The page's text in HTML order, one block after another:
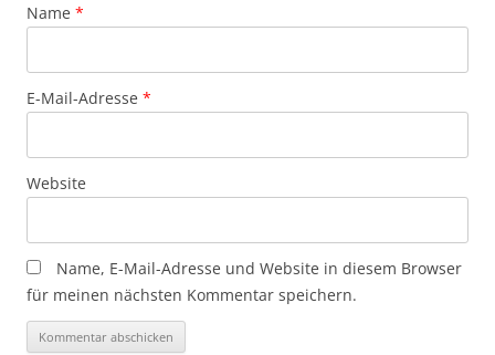
Name *
E-Mail-Adresse *
Website
Name, E-Mail-Adresse und Website in diesem Browser
für meinen nächsten Kommentar speichern.